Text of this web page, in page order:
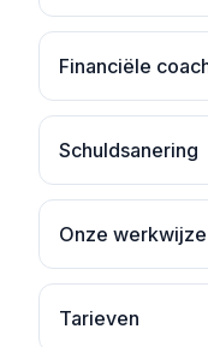
Financiële
Schuldsanering
Onze werkwijze
Tarieven